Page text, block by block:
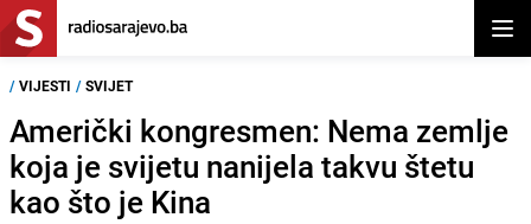
/ VIJESTI / SVIJET
Američki kongresmen: Nema zemlje
koja je svijetu nanijela takvu štetu
kao što je Kina